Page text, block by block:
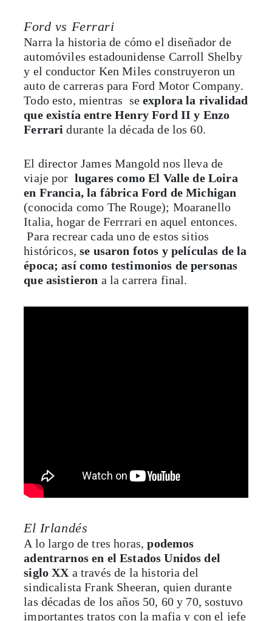
Ford vs Ferrari
Narra la historia de cómo el diseñador de
automóviles estadounidense Carroll Shelby
y el conductor Ken Miles construyeron un
auto de carreras para Ford Motor Company.
Todo esto, mientras seexplora la rivalidad
que existía entre Henry Ford II y Enzo
Ferrari durante la década de los 60.
El directorJames Mangold nos lleva de
viaje por lugares como El Valle de Loira
en Francia, la fábrica Ford de Michigan
(conocida como The Rouge); Moaranello
Italia, hogar de Ferrrari en aquel entonces.
Para recrear cada uno de estos sitios
históricos,se usaron fotos y películas de la
época; así como testimonios de personas
que asistieron a la carrera final.
El Irlandés
A lo largo de tres horas,podemos
adentrarnos en el Estados Unidos del
siglo XX a través de la historia del
sindicalista Frank Sheeran, quien durante
las décadas de los años 50, 60 y 70, sostuvo
importantes tratos con la mafia y con el jefe